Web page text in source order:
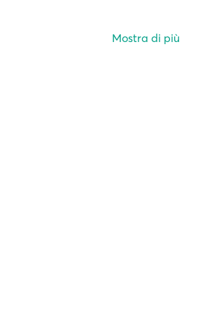
Mostra di più